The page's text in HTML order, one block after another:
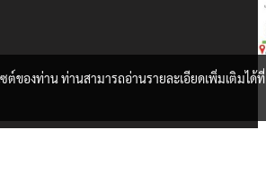
ของท่าน ท่านสามารถอ่านรายละเอียดเพิ่มเติมได้ที่